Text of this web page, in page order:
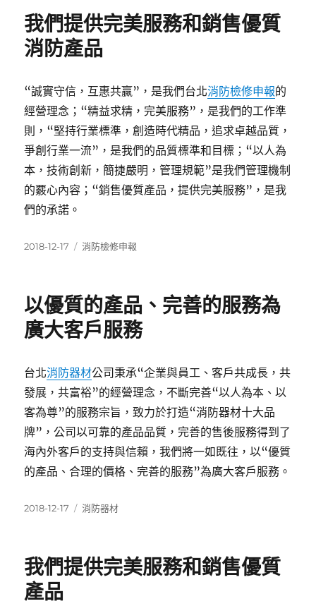
我們提供完美服務和銷售優質
消防產品
“誠實守信，互惠共贏”，是我們台北消防檢修申報的
經營理念；“精益求精，完美服務”，是我們的工作準
則，“堅持行業標準，創造時代精品，追求卓越品質，
爭創行業一流”，是我們的品質標準和目標；“以人為
本，技術創新，簡捷嚴明，管理規範”是我們管理機制
的覈心內容；“銷售優質產品，提供完美服務”，是我
們的承諾。
發
2018-12-17
分
消防檢修申報
以優質的產品、完善的服務為
廣大客戶服務
台北消防器材公司秉承“企業與員工、客戶共成長，共
發展，共富裕”的經營理念，不斷完善“以人為本、以
客為尊”的服務宗旨，致力於打造“消防器材十大品
牌”，公司以可靠的產品品質，完善的售後服務得到了
海內外客戶的支持與信賴，我們將一如既往，以“優質
的產品、合理的價格、完善的服務”為廣大客戶服務。
發
2018-12-17
分
消防器材
我們提供完美服務和銷售優質
產品